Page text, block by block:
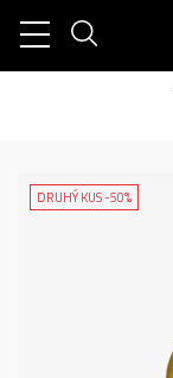
DRUHÝ KUS -50%